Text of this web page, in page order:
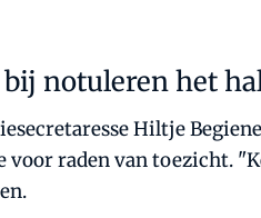
notuleren het
Hiltje
voor raden van toezicht.